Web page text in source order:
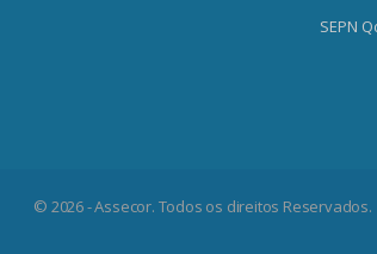
SEPN
© 2026 - Assecor. Todos os direitos Reservados.